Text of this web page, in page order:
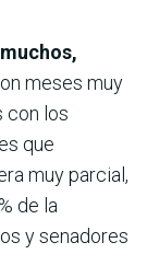
meses muy
con los
que
muy parcial,
de la
y senadores